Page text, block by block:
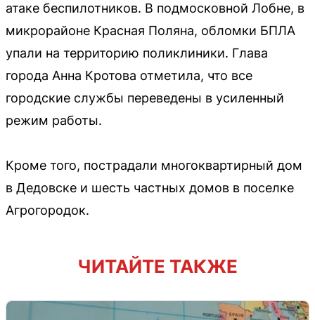
атаке беспилотников. В подмосковной Лобне, в
микрорайоне Красная Поляна, обломки БПЛА
упали на территорию поликлиники. Глава
города Анна Кротова отметила, что все
городские службы переведены в усиленный
режим работы.
Кроме того, пострадали многоквартирный дом
в Дедовске и шесть частных домов в поселке
Агрогородок.
ЧИТАЙТЕ ТАКЖЕ